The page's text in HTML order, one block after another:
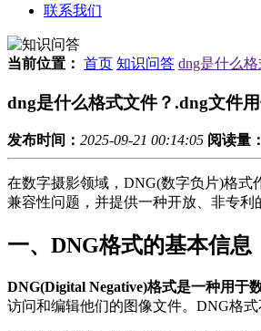
联系我们
当前位置： 首页 知识问答 dng是什么
dng是什么格式文件？.dng文件
发布时间： 2025-09-21 00:14:05 阅读量：
在数字摄影领域，DNG(数字负片)格式
兼容性问题，并提供一种开放、非专
一、DNG格式的基本信息
DNG(Digital Negative)格式是一种用于
访问和编辑他们的图像文件。DNG格